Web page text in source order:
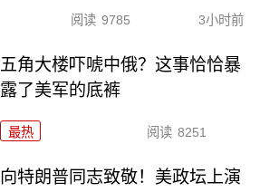
阅读 9785 3小时前
五角大楼吓唬中俄？这事恰恰暴
露了美军的底裤
最热 阅读 8251
向特朗普同志致敬！美政坛上演